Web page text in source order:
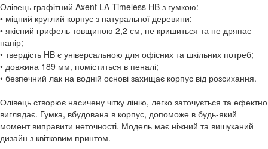
Олівець графітний Axent LA Timeless HB з гумкою:
• міцний круглий корпус з натуральної деревини;
• якісний грифель товщиною 2,2 см, не кришиться та не дряпає
папір;
• твердість HB є універсальною для офісних та шкільних потреб;
• довжина 189 мм, поміститься в пеналі;
• безпечний лак на водній основі захищає корпус від розсихання.
Олівець створює насичену чітку лінію, легко заточується та ефектно
виглядає. Гумка, вбудована в корпус, допоможе в будь-який
момент виправити неточності. Модель має ніжний та вишуканий
дизайн з квітковим принтом.